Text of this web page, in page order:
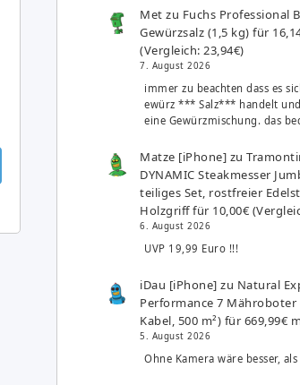
Met zu Fuchs Professional
Gewürzsalz (1,5 kg) für
(Vergleich: 23,94€)
7. August 2026
immer zu beachten dass es
ewürz *** Salz*** handelt
eine Gewürzmischung. das
Matze [iPhone] zu
DYNAMIC Steakmesser
teiliges Set, rostfreier
Holzgriff für 10,00€
6. August 2026
UVP 19,99 Euro !!!
iDau [iPhone] zu Natural
Performance 7 Mähroboter
Kabel, 500 m²) für 669,99€
5. August 2026
Ohne Kamera wäre besser,